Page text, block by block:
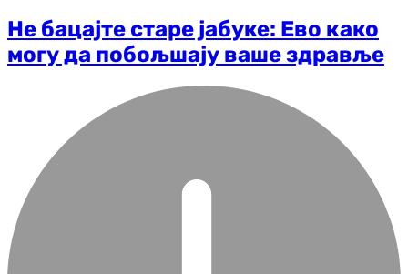
Не бацајте старе јабуке: Ево како
могу да побољшају ваше здравље